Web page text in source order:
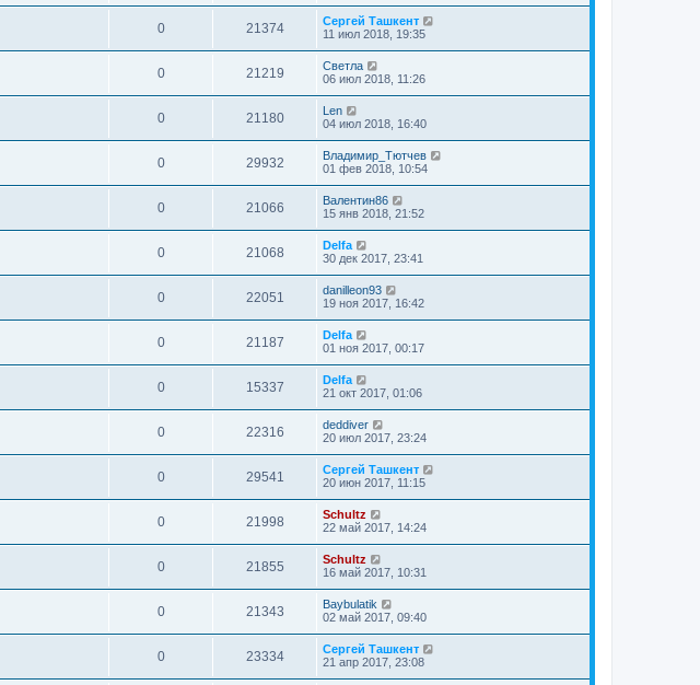
0 21374
Сергей Ташкент
11 июл 2018, 19:35
0 21219
Cветла
06 июл 2018, 11:26
0 21180
Len
04 июл 2018, 16:40
0 29932
Владимир_Тютчев
01 фев 2018, 10:54
0 21066
Валентин86
15 янв 2018, 21:52
0 21068
Delfa
30 дек 2017, 23:41
0 22051
danilleon93
19 ноя 2017, 16:42
0 21187
Delfa
01 ноя 2017, 00:17
0 15337
Delfa
21 окт 2017, 01:06
0 22316
deddiver
20 июл 2017, 23:24
0 29541
Сергей Ташкент
20 июн 2017, 11:15
0 21998
Schultz
22 май 2017, 14:24
0 21855
Schultz
16 май 2017, 10:31
0 21343
Baybulatik
02 май 2017, 09:40
0 23334
Сергей Ташкент
21 апр 2017, 23:08